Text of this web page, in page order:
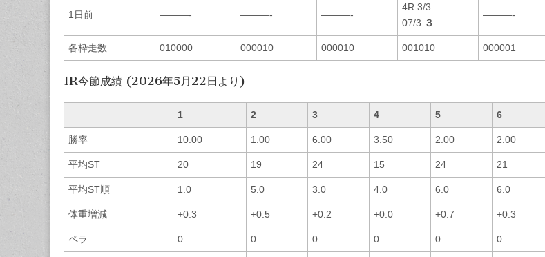
1日前 ———- ———- ———-
4R 3/3
07/3 ３
———-
各枠走数 010000 000010 000010 001010 000001
1R今節成績 (2026年5月22日より)
1 2 3 4 5 6
勝率 10.00 1.00 6.00 3.50 2.00 2.00
平均ST 20 19 24 15 24 21
平均ST順 1.0 5.0 3.0 4.0 6.0 6.0
体重増減 +0.3 +0.5 +0.2 +0.0 +0.7 +0.3
ペラ 0 0 0 0 0 0